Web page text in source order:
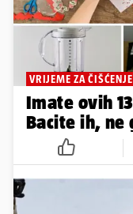
VRIJEME ZA ČIŠĆENJE
Imate ovih
Bacite ih, ne